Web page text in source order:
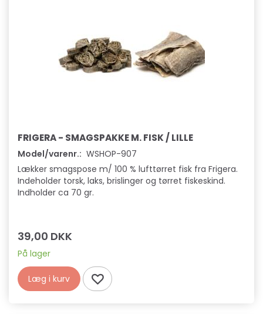
FRIGERA - SMAGSPAKKE M. FISK / LILLE
Model/varenr.: WSHOP-907
Lækker smagspose m/ 100 % lufttørret fisk fra Frigera.
Indeholder torsk, laks, brislinger og tørret fiskeskind.
Indholder ca 70 gr.
39,00 DKK
På lager
Læg i kurv